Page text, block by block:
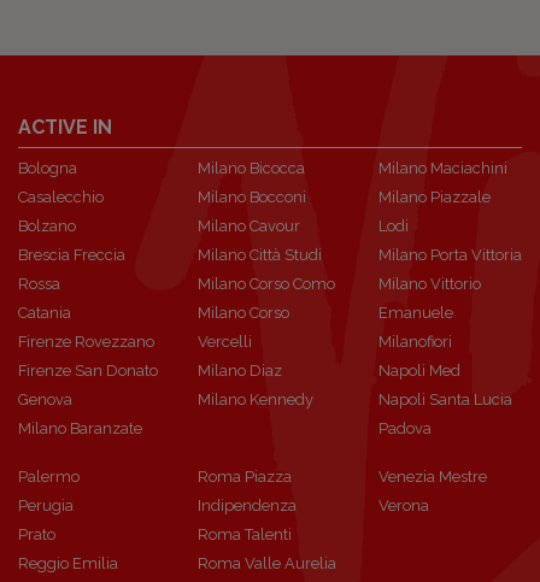
ACTIVE IN
Bologna
Casalecchio
Bolzano
Brescia Freccia
Rossa
Catania
Firenze Rovezzano
Firenze San Donato
Genova
Milano Baranzate
Milano Bicocca
Milano Bocconi
Milano Cavour
Milano Città Studi
Milano Corso Como
Milano Corso
Vercelli
Milano Diaz
Milano Kennedy
Milano Maciachini
Milano Piazzale
Lodi
Milano Porta Vittoria
Milano Vittorio
Emanuele
Milanofiori
Napoli Med
Napoli Santa Lucia
Padova
Palermo
Perugia
Prato
Reggio Emilia
Roma Piazza
Indipendenza
Roma Talenti
Roma Valle Aurelia
Venezia Mestre
Verona